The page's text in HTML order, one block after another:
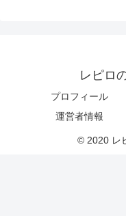
レピロ
プロフィール
運営者情報
© 2020 レ